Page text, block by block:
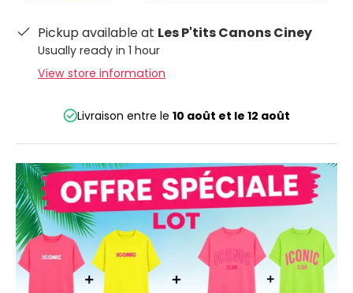
Pickup available at Les P'tits Canons Ciney
Usually ready in 1 hour
View store information
Livraison entre le 10 août et le 12 août